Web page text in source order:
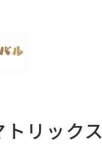
リックス